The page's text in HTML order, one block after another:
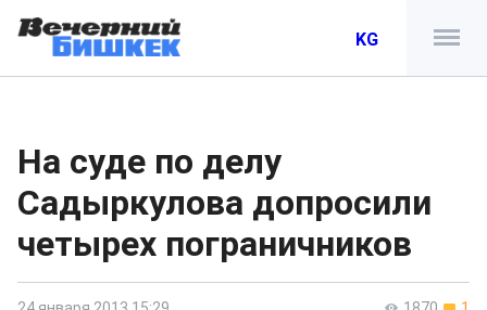
KG
На суде по делу
Садыркулова допросили
четырех пограничников